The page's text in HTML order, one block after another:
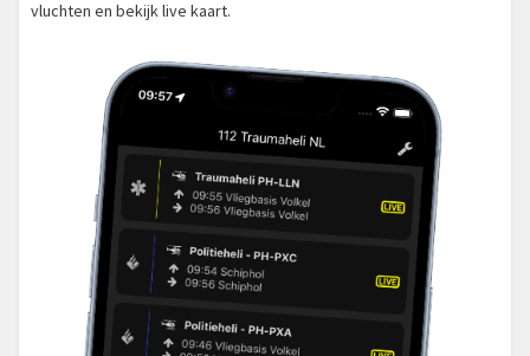
vluchten en bekijk live kaart.